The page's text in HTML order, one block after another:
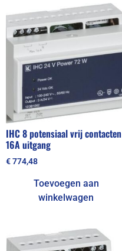
IHC 8 potensiaal vrij contacten
16A uitgang
€774,48
Toevoegen aan
winkelwagen